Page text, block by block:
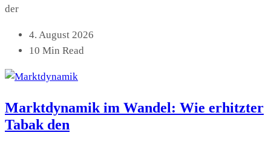
der
4. August 2026
10 Min Read
Marktdynamik im Wandel: Wie erhitzter
Tabak den